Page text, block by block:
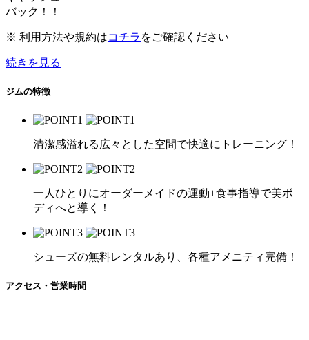
バック！！
※ 利用方法や規約はコチラ をご確認ください
続きを見る
ジムの特徴
清潔感溢れる広々とした空間で快適にトレーニング！
一人ひとりにオーダーメイドの運動+食事指導で美ボ
ディへと導く！
シューズの無料レンタルあり、各種アメニティ完備！
アクセス・営業時間